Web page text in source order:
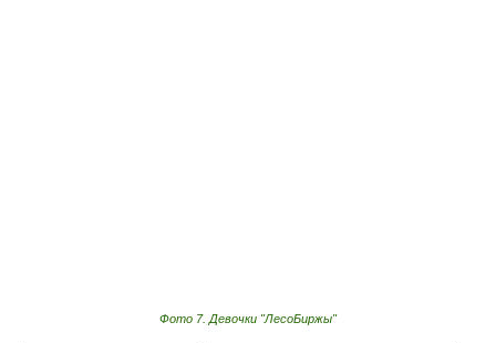
Фото 7. Девочки "ЛесоБиржы"